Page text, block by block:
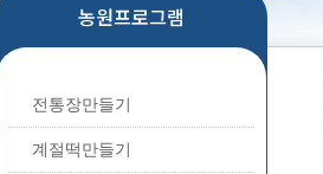
농원프로그램
전통장만들기
계절떡만들기